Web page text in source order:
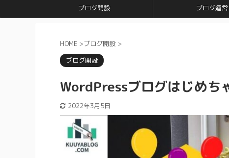
ブログ開設 ブログ運営
HOME >ブログ開設 >
ブログ開設
WordPressブログはじめち
2022年3月5日